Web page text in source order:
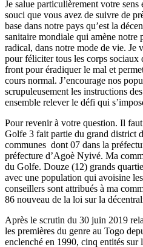
Je salue particulièrement votre
souci que vous avez de suivre de
base dans notre pays qu’est la
sanitaire mondiale qui amène notre
radical, dans notre mode de vie. Je
pour féliciter tous les corps sociaux
front pour éradiquer le mal et
cours normal. J’encourage nos
scrupuleusement les instructions
ensemble relever le défi qui
Pour revenir à votre question. Il
Golfe 3 fait partie du grand district
communes dont 07 dans la
préfecture d’Agoè Nyivé. Ma
du Golfe. Douze (12) grands
avec une population qui avoisine
conseillers sont attribués à ma
86 nouveau de la loi sur la
Après le scrutin du 30 juin 2019
les premières du genre au Togo
enclenché en 1990, cinq entités sur